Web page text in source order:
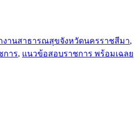
งานสาธารณสุขจังหวัดนครราชสีมา,
การ, แนวข้อสอบราชการ พร้อมเฉลย